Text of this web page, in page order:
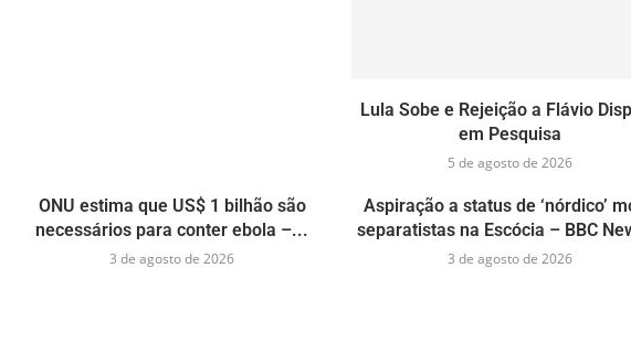
Lula Sobe e Rejeição a Flávio
em Pesquisa
5 de agosto de 2026
ONU estima que US$ 1 bilhão são
necessários para conter ebola –...
3 de agosto de 2026
Aspiração a status de ‘nórdico’
separatistas na Escócia – BBC
3 de agosto de 2026